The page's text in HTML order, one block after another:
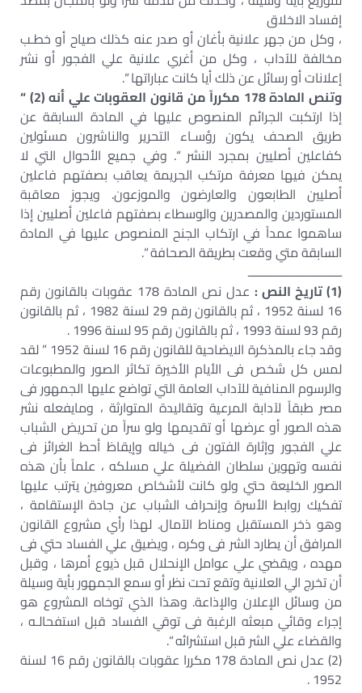
إفساد الاخلاق
، وكل من جهر علانية بأغان أو صدر عنه كذلك صياح أو خطـب
مخالفة للآداب ، وكل من أغري علانية علي الفجور أو نشر
إعلانات أو رسائل عن ذلك أيا كانت عباراتها “.
وتنص المادة 178 مكرراً من قانون العقوبات علي أنه (2) “
إذا ارتكبت الجرائم المنصوص عليها في المادة السابقة عن
طريق الصحف يكون رؤسـاء التحرير والناشرون مسئولين
كفاعلين أصليين بمجرد النشر “. وفي جميع الأحوال التي لا
يمكن فيها معرفة مرتكب الجريمة يعاقب بصفتهم فاعلين
أصليين الطابعون والعارضون والموزعون. ويجوز معاقبة
المستوردين والمصدرين والوسطاء بصفتهم فاعلين أصليين إذا
ساهموا عمداً في ارتكاب الجنح المنصوص عليها في المادة
السابقة متي وقعت بطريقة الصحافة “.
ـــــــــــــــــــــــــــــ
(1) تاريخ النص :
عدل نص المادة 178 عقوبات بالقانون رقم
16 لسنة 1952 ، ثم بالقانون رقم 29 لسنة 1982 ، ثم بالقانون
رقم 93 لسنة 1993 ، ثم بالقانون رقم 95 لسنة 1996 .
وقد جاء بالمذكرة الايضاحية للقانون رقم 16 لسنة 1952 ” لقد
لمس كل شخص فى الأيام الأخيرة تكاثر الصور والمطبوعات
والرسوم المنافية للآداب العامة التي تواضع عليها الجمهور فى
مصر طبقاً لآدابة المرعية وتقاليدة المتوارثة ، ومايفعله نشر
هذه الصور أو عرضها أو تقديمها ولو سراً من تحريض الشباب
علي الفجور وإثارة الفتون فى خياله وإيقاظ أحط الغرائز فى
نفسه وتهوين سلطان الفضيلة علي مسلكه ، علماً بأن هذه
الصور الخليعة حتي ولو كانت لأشخاص معروفين يترتب عليها
تفكيك روابط الأسرة وإنحراف الشباب عن جادة الإستقامة ،
وهو ذخر المستقبل ومناط الآمال. لهذا رأي مشروع القانون
المرافق أن يطارد الشر فى وكره ، ويضيق علي الفساد حتي فى
مهده ، ويقضي علي عوامل الإنحلال قبل ذيوع أمرها ، وقبل
أن تخرج الي العلانية وتقع تحت نظر أو سمع الجمهور بأية وسيلة
من وسائل الإعلان والإذاعة. وهذا الذي توخاه المشروع هو
إجراء وقائي مبعثه الرغبة فى توقي الفساد قبل استفحالـه ،
والقضاء علي الشر قبل استشرائه “.
(2) عدل نص المادة 178 مكررا عقوبات بالقانون رقم 16 لسنة
1952 .